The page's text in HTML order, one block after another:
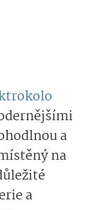
a
na
a